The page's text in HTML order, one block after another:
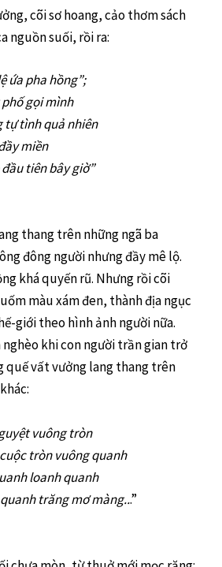
cõi sơ hoang, cảo thơm sách
nguồn suối, rồi ra:
ứa pha hồng”;
gọi mình
tự tình quả nhiên
miền
tiên bây giờ”
thang trên những ngã ba
đông người nhưng đầy mê lộ.
khá quyến rũ. Nhưng rồi cõi
màu xám đen, thành địa ngục
giới theo hình ảnh người nữa.
nghèo khi con người trần gian trở
quế vất vưởng lang thang trên
vuông tròn
tròn vuông quanh
loanh quanh
trăng mơ màng...”